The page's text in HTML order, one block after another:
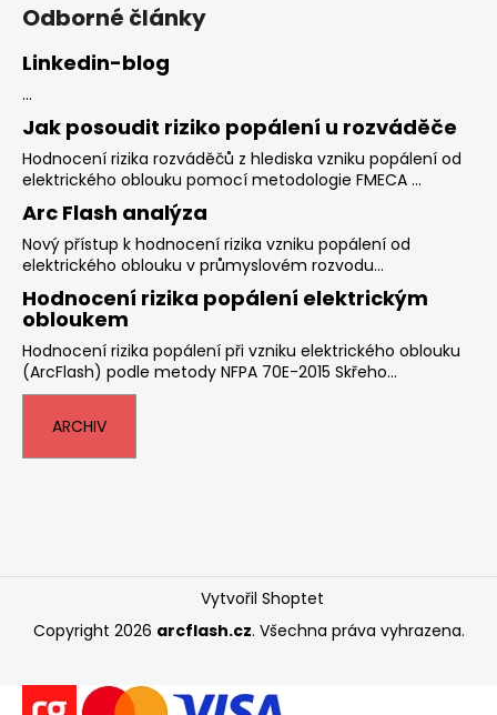
Odborné články
Linkedin-blog
...
Jak posoudit riziko popálení u rozváděče
Hodnocení rizika rozváděčů z hlediska vzniku popálení od
elektrického oblouku pomocí metodologie FMECA ...
Arc Flash analýza
Nový přístup k hodnocení rizika vzniku popálení od
elektrického oblouku v průmyslovém rozvodu...
Hodnocení rizika popálení elektrickým
obloukem
Hodnocení rizika popálení při vzniku elektrického oblouku
(ArcFlash) podle metody NFPA 70E-2015 Skřeho...
ARCHIV
Vytvořil Shoptet
Copyright 2026 arcflash.cz. Všechna práva vyhrazena.